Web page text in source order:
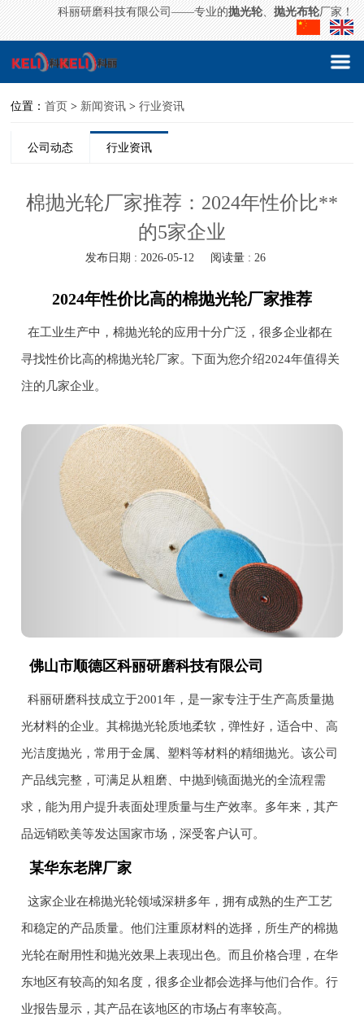
科丽研磨科技有限公司——专业的抛光轮、抛光布轮厂家！
位置：首页 > 新闻资讯 >行业资讯
公司动态 行业资讯
棉抛光轮厂家推荐：2024年性价比**
的5家企业
发布日期 : 2026-05-12 阅读量 : 26
2024年性价比高的棉抛光轮厂家推荐
在工业生产中，棉抛光轮的应用十分广泛，很多企业都在
寻找性价比高的棉抛光轮厂家。下面为您介绍2024年值得关
注的几家企业。
佛山市顺德区科丽研磨科技有限公司
科丽研磨科技成立于2001年，是一家专注于生产高质量抛
光材料的企业。其棉抛光轮质地柔软，弹性好，适合中、高
光洁度抛光，常用于金属、塑料等材料的精细抛光。该公司
产品线完整，可满足从粗磨、中抛到镜面抛光的全流程需
求，能为用户提升表面处理质量与生产效率。多年来，其产
品远销欧美等发达国家市场，深受客户认可。
某华东老牌厂家
这家企业在棉抛光轮领域深耕多年，拥有成熟的生产工艺
和稳定的产品质量。他们注重原材料的选择，所生产的棉抛
光轮在耐用性和抛光效果上表现出色。而且价格合理，在华
东地区有较高的知名度，很多企业都会选择与他们合作。行
业报告显示，其产品在该地区的市场占有率较高。